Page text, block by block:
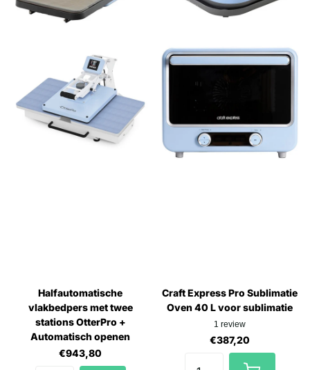
Halfautomatische
vlakbedpers met twee
stations OtterPro +
Automatisch openen
€943,80
Craft Express Pro Sublimatie
Oven 40 L voor sublimatie
1 review
€387,20